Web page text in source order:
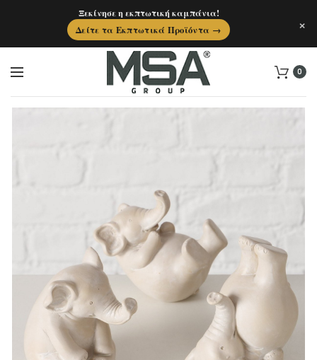
0
Ξεκίνησε η εκπτωτική καμπάνια!
Δείτε τα Εκπτωτικά Προϊόντα →
×